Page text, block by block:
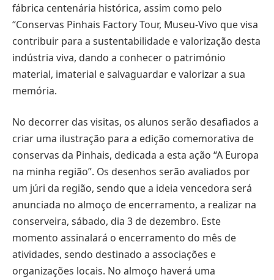
fábrica centenária histórica, assim como pelo
“Conservas Pinhais Factory Tour, Museu-Vivo que visa
contribuir para a sustentabilidade e valorização desta
indústria viva, dando a conhecer o património
material, imaterial e salvaguardar e valorizar a sua
memória.
No decorrer das visitas, os alunos serão desafiados a
criar uma ilustração para a edição comemorativa de
conservas da Pinhais, dedicada a esta ação “A Europa
na minha região”. Os desenhos serão avaliados por
um júri da região, sendo que a ideia vencedora será
anunciada no almoço de encerramento, a realizar na
conserveira, sábado, dia 3 de dezembro. Este
momento assinalará o encerramento do mês de
atividades, sendo destinado a associações e
organizações locais. No almoço haverá uma